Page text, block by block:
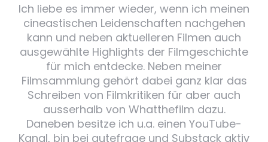
Ich liebe es immer wieder, wenn ich meinen
cineastischen Leidenschaften nachgehen
kann und neben aktuelleren Filmen auch
ausgewählte Highlights der Filmgeschichte
für mich entdecke. Neben meiner
Filmsammlung gehört dabei ganz klar das
Schreiben von Filmkritiken für aber auch
ausserhalb von Whatthefilm dazu.
Daneben besitze ich u.a. einen YouTube-
Kanal, bin bei gutefrage und Substack aktiv